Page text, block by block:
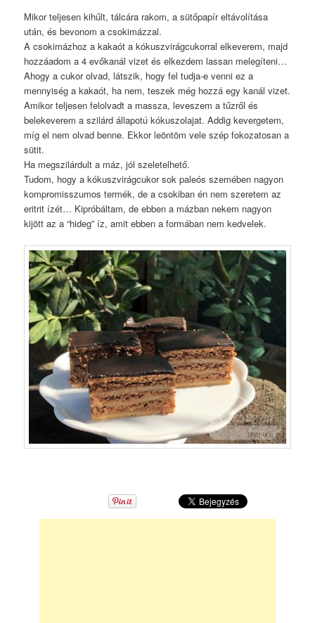
Mikor teljesen kihűlt, tálcára rakom, a sütőpapír eltávolítása
után, és bevonom a csokimázzal.
A csokimázhoz a kakaót a kókuszvirágcukorral elkeverem, majd
hozzáadom a 4 evőkanál vizet és elkezdem lassan melegíteni…
Ahogy a cukor olvad, látszik, hogy fel tudja-e venni ez a
mennyiség a kakaót, ha nem, teszek még hozzá egy kanál vizet.
Amikor teljesen felolvadt a massza, leveszem a tűzről és
belekeverem a szilárd állapotú kókuszolajat. Addig kevergetem,
míg el nem olvad benne. Ekkor leöntöm vele szép fokozatosan a
sütit.
Ha megszilárdult a máz, jól szeletelhető.
Tudom, hogy a kókuszvirágcukor sok paleós szemében nagyon
kompromisszumos termék, de a csokiban én nem szeretem az
eritrit ízét… Kipróbáltam, de ebben a mázban nekem nagyon
kijött az a “hideg” íz, amit ebben a formában nem kedvelek.